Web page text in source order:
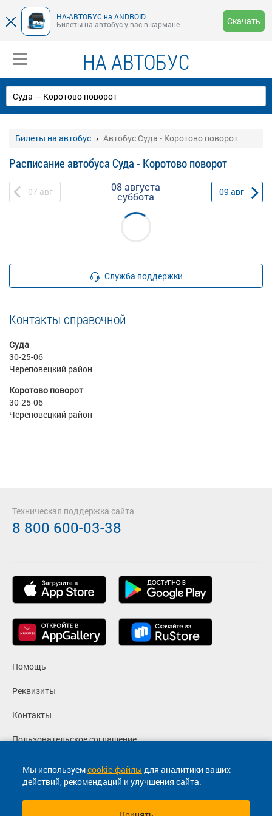
НА-АВТОБУС на ANDROID
Билеты на автобус у вас в кармане
Скачать
НА АВТОБУС
Билеты на автобус Автобус Суда - Коротово поворот
Расписание автобуса Суда - Коротово поворот
07 авг 08 августа
суббота 09 авг
Служба поддержки
Контакты справочной
Суда
30-25-06
Череповецкий район
Коротово поворот
30-25-06
Череповецкий район
Мы используемcookie-файлы для аналитики ваших
действий, рекомендаций и улучшения сайта.
Помощь
Реквизиты
Контакты
Пользовательское соглашение
Политика конфиденциальности
Согласие на маркетинговые сообщения
Техническая поддержка сайта
8 800 600-03-38